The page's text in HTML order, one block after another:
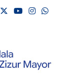
twitter
youtube